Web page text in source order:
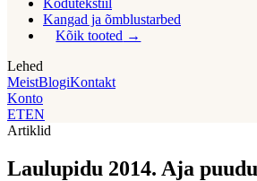
Kodutekstiil
Kangad ja õmblustarbed
Kõik tooted
Lehed
MeistBlogiKontakt
Konto
ETEN
Artiklid
Laulupidu 2014. Aja